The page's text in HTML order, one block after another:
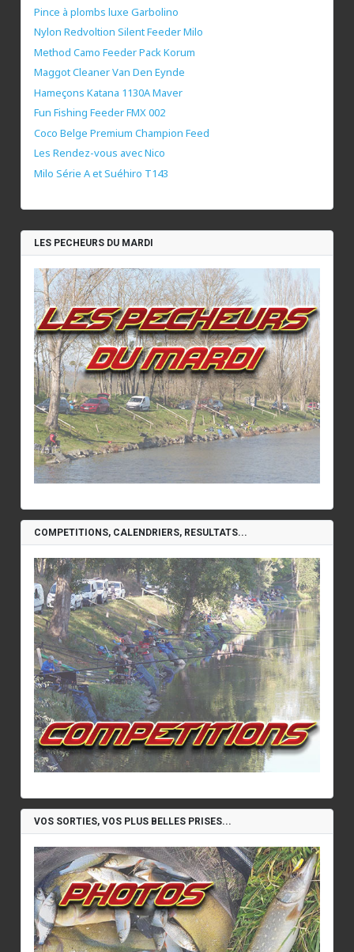
LES PECHEURS DU MARDI
COMPETITIONS, CALENDRIERS, RESULTATS...
VOS SORTIES, VOS PLUS BELLES PRISES...
Pince à plombs luxe Garbolino
Nylon Redvoltion Silent Feeder Milo
Method Camo Feeder Pack Korum
Maggot Cleaner Van Den Eynde
Hameçons Katana 1130A Maver
Fun Fishing Feeder FMX 002
Coco Belge Premium Champion Feed
Les Rendez-vous avec Nico
Milo Série A et Suéhiro T143